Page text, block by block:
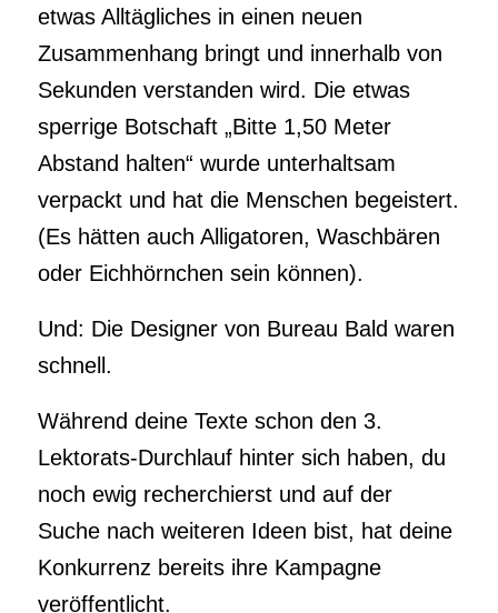
etwas Alltägliches in einen neuen
Zusammenhang bringt und innerhalb von
Sekunden verstanden wird. Die etwas
sperrige Botschaft „Bitte 1,50 Meter
Abstand halten“ wurde unterhaltsam
verpackt und hat die Menschen begeistert.
(Es hätten auch Alligatoren, Waschbären
oder Eichhörnchen sein können).
Und: Die Designer von Bureau Bald waren
schnell.
Während deine Texte schon den 3.
Lektorats-Durchlauf hinter sich haben, du
noch ewig recherchierst und auf der
Suche nach weiteren Ideen bist, hat deine
Konkurrenz bereits ihre Kampagne
veröffentlicht.